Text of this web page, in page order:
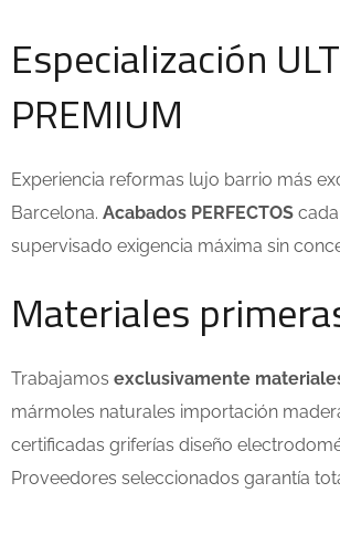
Especialización
PREMIUM
Experiencia reformas lujo barrio más
Barcelona. Acabados PERFECTOS
supervisado exigencia máxima sin
Materiales
Trabajamos exclusivamente
mármoles naturales importación
certificadas griferías diseño
Proveedores seleccionados garantía